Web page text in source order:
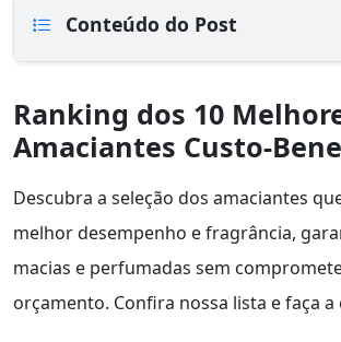
Conteúdo do Post
Ranking dos 10
Amaciantes Custo-
Descubra a seleção dos amaciantes
melhor desempenho e fragrância,
macias e perfumadas sem
orçamento. Confira nossa lista e faça a